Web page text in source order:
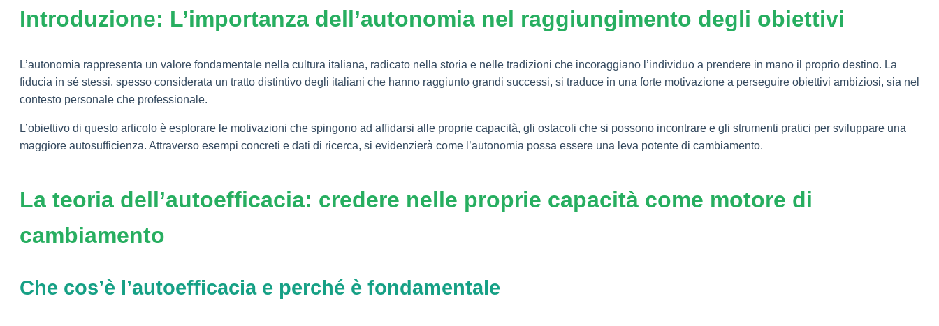
Introduzione: L’importanza dell’autonomia nel raggiungimento degli obiettivi
L’autonomia rappresenta un valore fondamentale nella cultura italiana, radicato nella storia e nelle tradizioni che incoraggiano l’individuo a prendere in mano il proprio destino. La
fiducia in sé stessi, spesso considerata un tratto distintivo degli italiani che hanno raggiunto grandi successi, si traduce in una forte motivazione a perseguire obiettivi ambiziosi, sia nel
contesto personale che professionale.
L’obiettivo di questo articolo è esplorare le motivazioni che spingono ad affidarsi alle proprie capacità, gli ostacoli che si possono incontrare e gli strumenti pratici per sviluppare una
maggiore autosufficienza. Attraverso esempi concreti e dati di ricerca, si evidenzierà come l’autonomia possa essere una leva potente di cambiamento.
La teoria dell’autoefficacia: credere nelle proprie capacità come motore di
cambiamento
Che cos’è l’autoefficacia e perché è fondamentale